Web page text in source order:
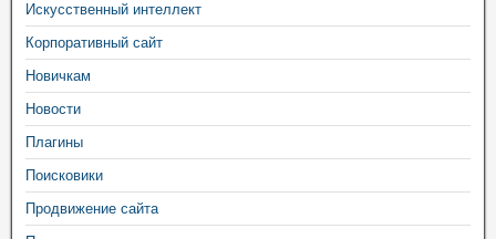
Искусственный интеллект
Корпоративный сайт
Новичкам
Новости
Плагины
Поисковики
Продвижение сайта